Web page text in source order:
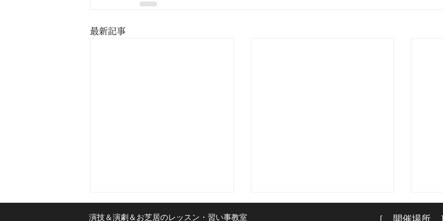
最新記事
演技＆演劇＆お芝居のレッスン・習い事教室